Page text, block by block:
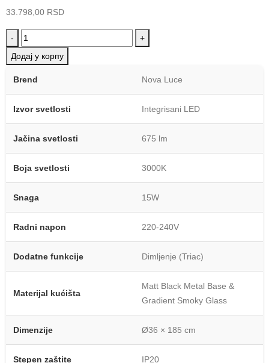
33.798,00 RSD
-
+
Додај у корпу
Brend Nova Luce
Izvor svetlosti Integrisani LED
Jačina svetlosti 675 lm
Boja svetlosti 3000K
Snaga 15W
Radni napon 220-240V
Dodatne funkcije Dimljenje (Triac)
Materijal kućišta
Matt Black Metal Base &
Gradient Smoky Glass
Dimenzije Ø36 × 185 cm
Stepen zaštite IP20